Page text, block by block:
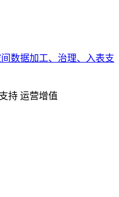
数据加工、治理、入表支
持 运营增值